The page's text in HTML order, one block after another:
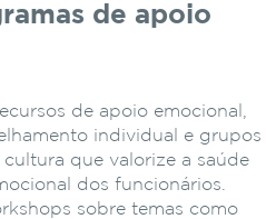
de apoio
de apoio emocional,
individual e grupos
que valorize a saúde
dos funcionários.
sobre temas como